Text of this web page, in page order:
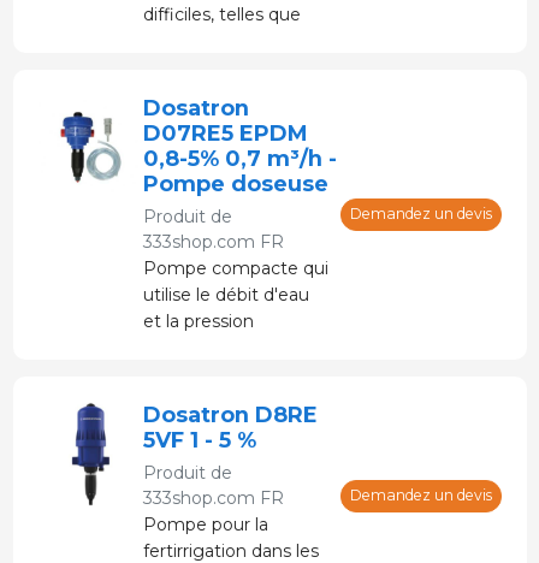
difficiles, telles que
proportionnel et sans
électricité
Dosatron
D07RE5 EPDM
0,8-5% 0,7 m³/h -
Pompe doseuse
Produit de
333shop.com FR
Pompe compacte qui
utilise le débit d'eau
et la pression
vitamines et des
minéraux, dans les
conduites d'eau.
Demandez un devis
Dosatron D8RE
5VF 1 - 5 %
Produit de
333shop.com FR
Pompe pour la
fertirrigation dans les
Demandez un devis